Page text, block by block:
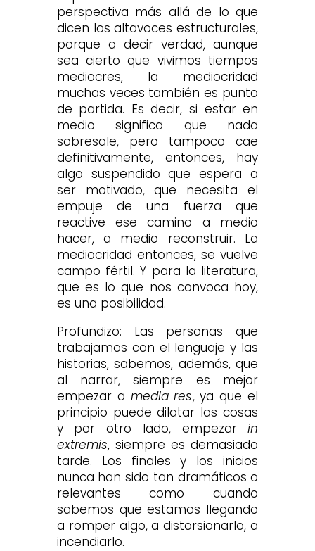
perspectiva más allá de lo que
dicen los altavoces estructurales,
porque a decir verdad, aunque
sea cierto que vivimos tiempos
mediocres, la mediocridad
muchas veces también es punto
de partida. Es decir, si estar en
medio significa que nada
sobresale, pero tampoco cae
definitivamente, entonces, hay
algo suspendido que espera a
ser motivado, que necesita el
empuje de una fuerza que
reactive ese camino a medio
hacer, a medio reconstruir. La
mediocridad entonces, se vuelve
campo fértil. Y para la literatura,
que es lo que nos convoca hoy,
es una posibilidad.
Profundizo: Las personas que
trabajamos con el lenguaje y las
historias, sabemos, además, que
al narrar, siempre es mejor
empezar a media res, ya que el
principio puede dilatar las cosas
y por otro lado, empezarin
extremis, siempre es demasiado
tarde. Los finales y los inicios
nunca han sido tan dramáticos o
relevantes como cuando
sabemos que estamos llegando
a romper algo, a distorsionarlo, a
incendiarlo.